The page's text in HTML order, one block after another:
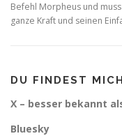
Befehl Morpheus und
ganze Kraft und seinen
DU FINDEST
X – besser bekannt
Bluesky